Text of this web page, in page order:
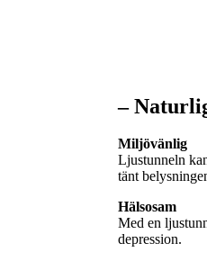
–
Miljövänlig
Ljustunneln
tänt
Hälsosam
Med en
depression.